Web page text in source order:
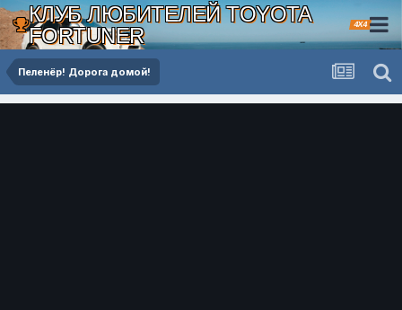
КЛУБ ЛЮБИТЕЛЕЙ TOYOTA
FORTUNER
4X4
Пеленёр! Дорога домой!